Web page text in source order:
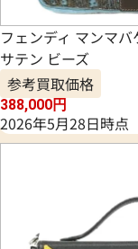
フェンディ マンマ
サテン ビーズ
参考買取価格
388,000円
2026年5月28日時点